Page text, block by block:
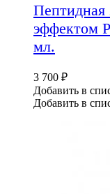
Пептидная
эффектом
мл.
3 700 ₽
Добавить в
Добавить в